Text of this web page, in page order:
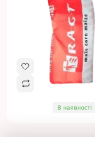
В наявності